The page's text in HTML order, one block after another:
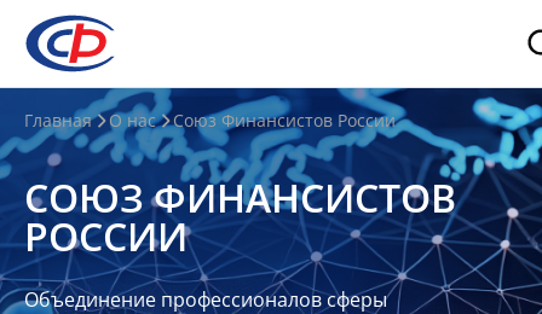
О
нас
О
СФР
Совет
Союза
Главная О нас Союз Финансистов России
СОЮЗ ФИНАНСИСТОВ
РОССИИ
Объединение профессионалов сферы